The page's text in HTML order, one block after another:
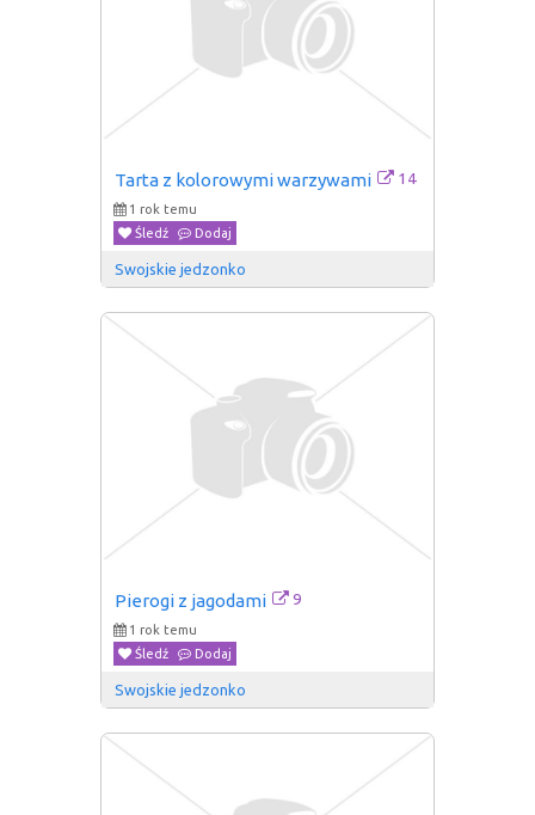
Tarta z kolorowymi warzywami 14
1 rok temu
Śledź
Dodaj
Swojskie jedzonko
Pierogi z jagodami 9
1 rok temu
Śledź
Dodaj
Swojskie jedzonko